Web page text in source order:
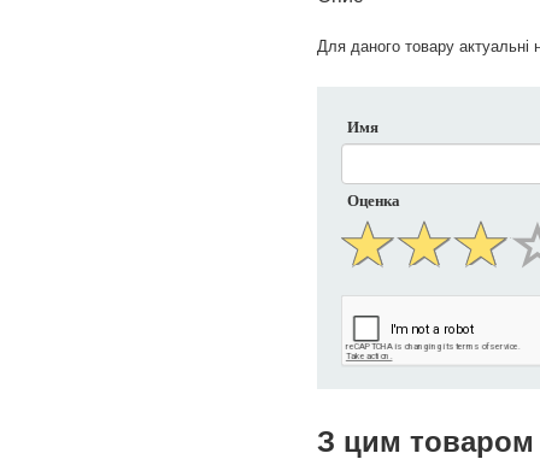
Для даного товару актуальні
Имя
Оценка
З цим товаром